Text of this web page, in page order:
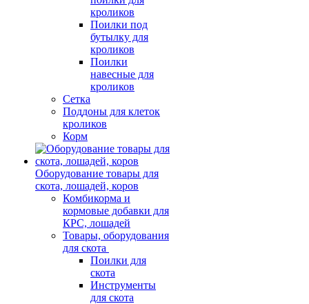
кроликов
Поилки под
бутылку для
кроликов
Поилки
навесные для
кроликов
Сетка
Поддоны для клеток
кроликов
Корм
Оборудование товары для
скота, лошадей, коров
Комбикорма и
кормовые добавки для
КРС, лошадей
Товары, оборудования
для скота
Поилки для
скота
Инструменты
для скота